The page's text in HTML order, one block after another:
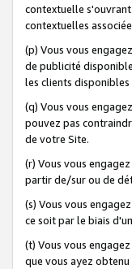
contextuelle
contextuelles
(p) Vous vous
de publicité
les clients disponibles
(q) Vous vous
pouvez pas
de votre Site.
(r) Vous vous
partir de/sur ou de
(s) Vous vous
ce soit par le biais
(t) Vous vous
que vous ayez